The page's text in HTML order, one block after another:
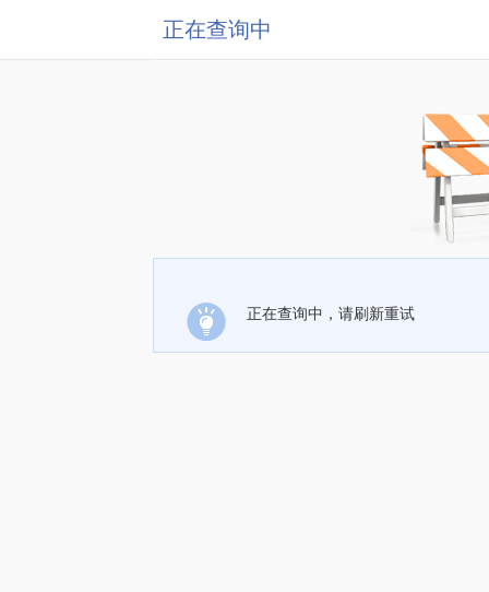
正在查询中
正在查询中，请刷新重试